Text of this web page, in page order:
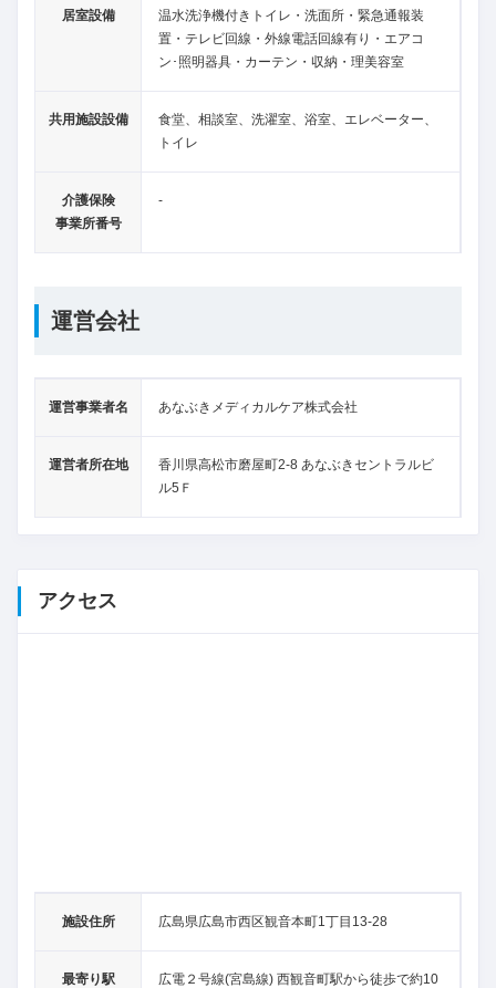
居室設備
温水洗浄機付きトイレ・洗面所・緊急通報装
置・テレビ回線・外線電話回線有り・エアコ
ン･照明器具・カーテン・収納・理美容室
共用施設設備
食堂、相談室、洗濯室、浴室、エレベーター、
トイレ
介護保険
事業所番号
-
運営会社
運営事業者名 あなぶきメディカルケア株式会社
運営者所在地
香川県高松市磨屋町2-8 あなぶきセントラルビ
ル5Ｆ
アクセス
施設住所 広島県広島市西区観音本町1丁目13-28
最寄り駅
広電２号線(宮島線) 西観音町駅から徒歩で約10